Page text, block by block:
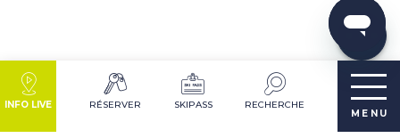
INFO LIVE RÉSERVER SKIPASS RECHERCHE
MENU
Avis